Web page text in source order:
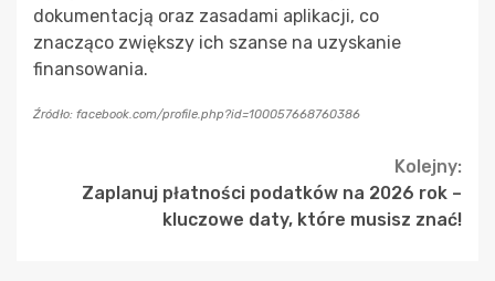
dokumentacją oraz zasadami aplikacji, co
znacząco zwiększy ich szanse na uzyskanie
finansowania.
Źródło: facebook.com/profile.php?id=100057668760386
Reading
Kolejny:
Zaplanuj płatności podatków na 2026 rok –
kluczowe daty, które musisz znać!